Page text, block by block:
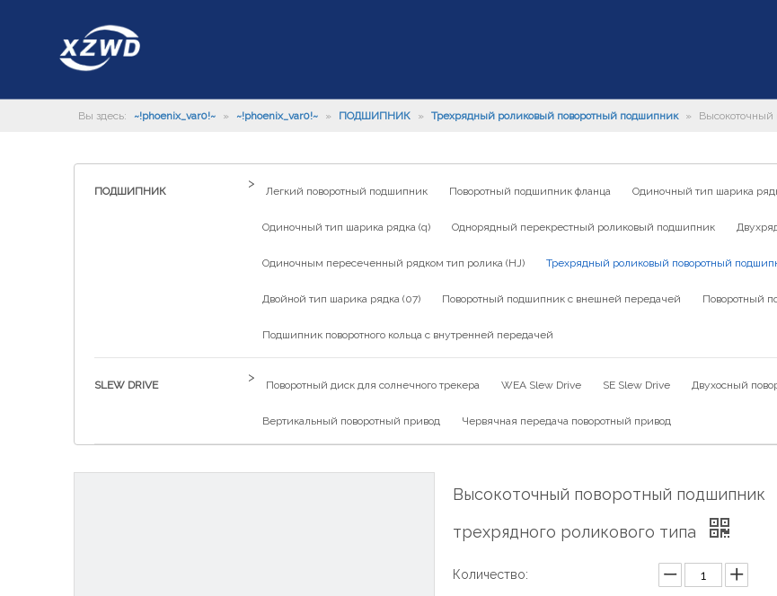
Вы здесь: ~!phoenix_var0!~ » ~!phoenix_var0!~ » ПОДШИПНИК » Трехрядный роликовый поворотный подшипник » Высокоточный
ПОДШИПНИК
>
Легкий поворотный подшипник Поворотный подшипник фланца Одиночный тип шарика
Одиночный тип шарика рядка (q) Однорядный перекрестный роликовый подшипник
Одиночным пересеченный рядком тип ролика (HJ) Трехрядный роликовый поворотный
Двойной тип шарика рядка (07) Поворотный подшипник с внешней передачей Поворотный
Подшипник поворотного кольца с внутренней передачей
SLEW DRIVE
>
Поворотный диск для солнечного трекера WEA Slew Drive SE Slew Drive Двухосный
Вертикальный поворотный привод Червячная передача поворотный привод
Высокоточный поворотный подшипник
трехрядного роликового типа
Количество: